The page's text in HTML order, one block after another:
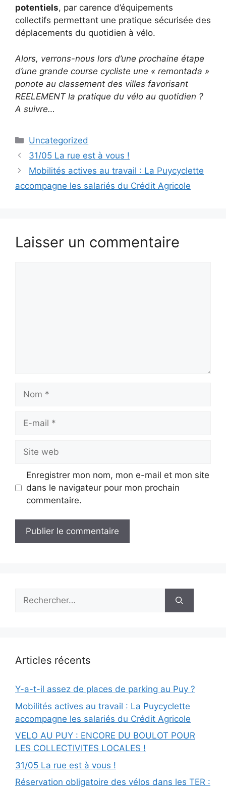
potentiels, par carence d’équipements
collectifs permettant une pratique sécurisée des
déplacements du quotidien à vélo.
Alors, verrons-nous lors d’une prochaine étape
d’une grande course cycliste une « remontada »
ponote au classement des villes favorisant
REELEMENT la pratique du vélo au quotidien ?
A suivre…
Catégories
Uncategorized
31/05 La rue est à vous !
Mobilités actives au travail : La Puycyclette
accompagne les salariés du Crédit Agricole
Laisser un commentaire
mail
web
Enregistrer mon nom, mon e-mail et mon site
dans le navigateur pour mon prochain
commentaire.
Rechercher :
Articles récents
Y-a-t-il assez de places de parking au Puy ?
Mobilités actives au travail : La Puycyclette
accompagne les salariés du Crédit Agricole
VELO AU PUY : ENCORE DU BOULOT POUR
LES COLLECTIVITES LOCALES !
31/05 La rue est à vous !
Réservation obligatoire des vélos dans les TER :